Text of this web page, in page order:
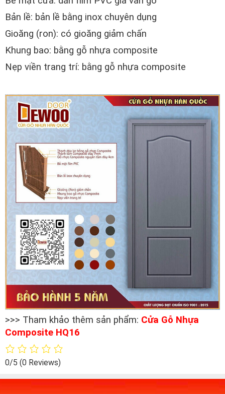
Bản lề: bản lề bằng inox chuyên dụng
Gioăng (ron): có gioăng giảm chấn
Khung bao: bằng gỗ nhựa composite
Nẹp viền trang trí: bằng gỗ nhựa composite
>>> Tham khảo thêm sản phẩm: Cửa Gỗ Nhựa
Composite HQ16
0/5 (0 Reviews)